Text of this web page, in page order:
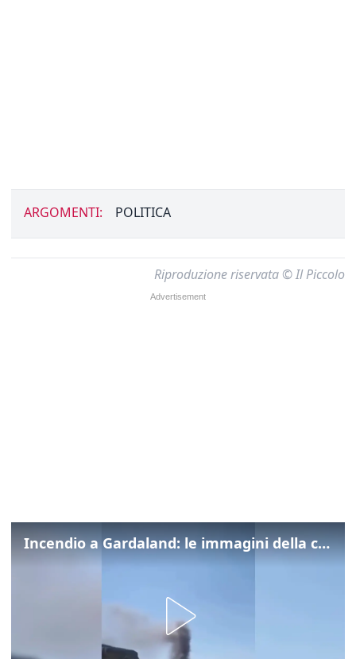
ARGOMENTI: POLITICA
Riproduzione riservata © Il Piccolo
Incendio a Gardaland: le immagini della colonna di fumo